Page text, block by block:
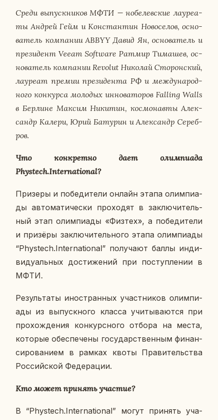
Среди вы­пуск­ни­ков МФТИ — но­бе­лев­ские ла­у­ре­а­
ты Андрей Гейм и Кон­стан­тин Но­во­се­лов, ос­но­
ва­тель ком­па­нии ABBYY Давид Ян, ос­но­ва­тель и
пре­зи­дент Veeam Software Ратмир Ти­ма­шев, ос­
но­ва­тель ком­па­нииRevolut Ни­ко­лай Сто­рон­ский,
ла­у­ре­ат премии пре­зи­ден­та РФ и меж­ду­на­род­
но­го кон­кур­са мо­ло­дых ин­но­ва­то­ров Falling Walls
в Бер­лине Максим Ни­ки­тин, кос­мо­нав­ты Алек­
сандр Калери, Юрий Ба­ту­рин и Алек­сандр Се­реб­
ров.
Что кон­крет­но дает олим­пи­а­да
Phystech.International?
При­зе­ры и по­бе­ди­те­ли онлайн этапа олим­пи­а­
ды ав­то­ма­ти­че­ски про­хо­дят в за­клю­чи­тель­
ный этап олим­пи­а­ды «Физтех», а по­бе­ди­те­ли
и при­зё­ры за­клю­чи­тель­но­го этапа олим­пи­а­ды
“Phystech.International” по­лу­ча­ют баллы ин­ди­
ви­ду­аль­ных до­сти­же­ний при по­ступ­ле­нии в
МФТИ.
Ре­зуль­та­ты ино­стран­ных участ­ни­ков олим­пи­
а­ды из вы­пуск­но­го класса учи­ты­ва­ют­ся при
про­хож­де­ния кон­курс­но­го отбора на места,
ко­то­рые обес­пе­че­ны го­су­дар­ствен­ным фи­нан­
си­ро­ва­ни­ем в рамках квоты Пра­ви­тель­ства
Рос­сий­ской Фе­де­ра­ции.
Кто может при­нять уча­стие?
В “Phystech.International” могут при­нять уча­